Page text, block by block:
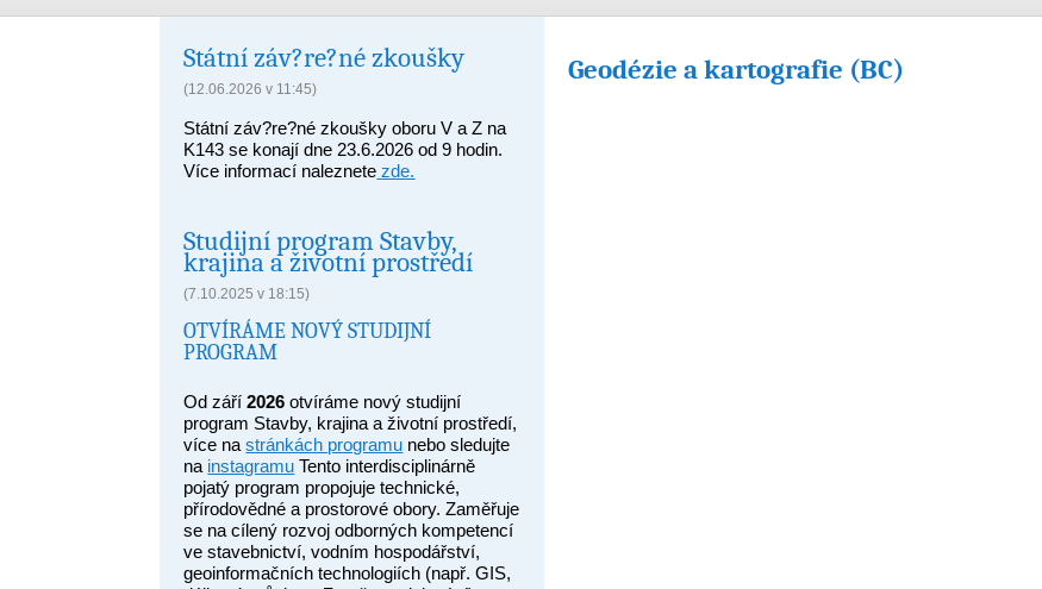
Státní záv?re?né zkoušky
(12.06.2026 v 11:45)
Státní záv?re?né zkoušky oboru V a Z na
K143 se konají dne 23.6.2026 od 9 hodin.
Více informací naleznete zde.
Studijní program Stavby,
krajina a životní prostředí
(7.10.2025 v 18:15)
OTVÍRÁME NOVÝ STUDIJNÍ
PROGRAM
Od září2026otvíráme nový studijní
program Stavby, krajina a životní prostředí,
více nastránkách programu nebo sledujte
na instagramu Tento interdisciplinárně
pojatý program propojuje technické,
přírodovědné a prostorové obory. Zaměřuje
se na cílený rozvoj odborných kompetencí
ve stavebnictví, vodním hospodářství,
geoinformačních technologiích (např. GIS,
Geodézie a kartografie (BC)